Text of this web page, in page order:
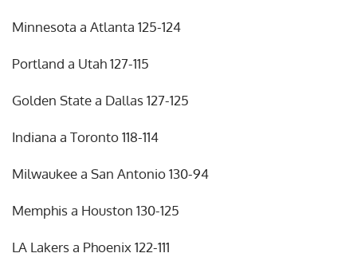
Minnesota a Atlanta 125-124
Portland a Utah 127-115
Golden State a Dallas 127-125
Indiana a Toronto 118-114
Milwaukee a San Antonio 130-94
Memphis a Houston 130-125
LA Lakers a Phoenix 122-111